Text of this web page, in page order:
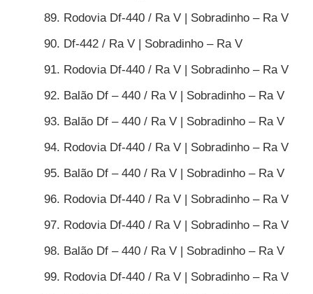
Rodovia Df-440 / Ra V | Sobradinho – Ra V
Df-442 / Ra V | Sobradinho – Ra V
Rodovia Df-440 / Ra V | Sobradinho – Ra V
Balão Df – 440 / Ra V | Sobradinho – Ra V
Balão Df – 440 / Ra V | Sobradinho – Ra V
Rodovia Df-440 / Ra V | Sobradinho – Ra V
Balão Df – 440 / Ra V | Sobradinho – Ra V
Rodovia Df-440 / Ra V | Sobradinho – Ra V
Rodovia Df-440 / Ra V | Sobradinho – Ra V
Balão Df – 440 / Ra V | Sobradinho – Ra V
Rodovia Df-440 / Ra V | Sobradinho – Ra V